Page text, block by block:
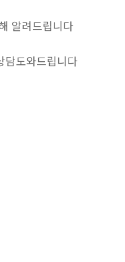
알려드립니다
담도와드립니다